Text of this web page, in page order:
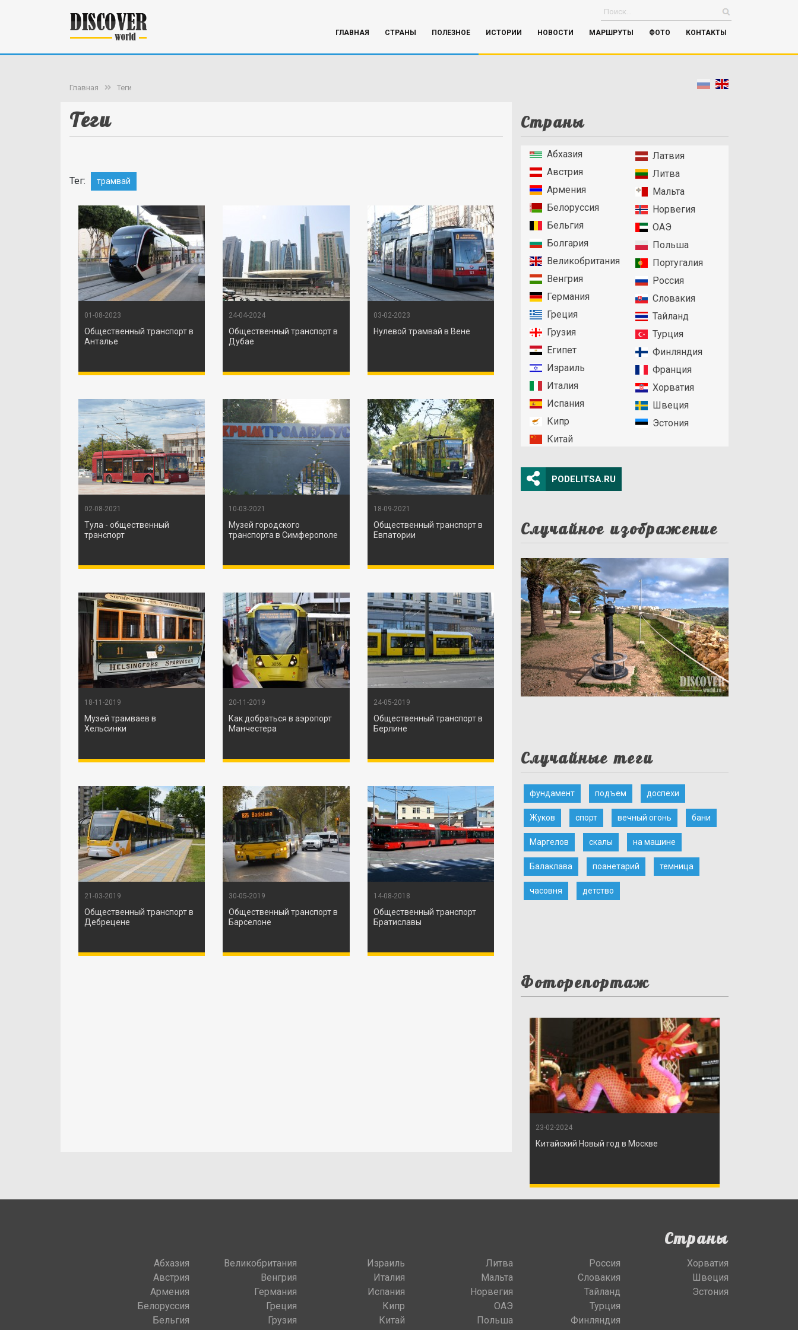
ГЛАВНАЯ СТРАНЫ ПОЛЕЗНОЕ ИСТОРИИ НОВОСТИ МАРШРУТЫ ФОТО КОНТАКТЫ
Главная Теги
Теги
Тег: трамвай
01-08-2023
Общественный транспорт в
Анталье
24-04-2024
Общественный транспорт в
Дубае
03-02-2023
Нулевой трамвай в Вене
02-08-2021
Тула - общественный
транспорт
10-03-2021
Музей городского
транспорта в Симферополе
18-09-2021
Общественный транспорт в
Евпатории
18-11-2019
Музей трамваев в
Хельсинки
20-11-2019
Как добраться в аэропорт
Манчестера
24-05-2019
Общественный транспорт в
Берлине
21-03-2019
Общественный транспорт в
Дебрецене
30-05-2019
Общественный транспорт в
Барселоне
14-08-2018
Общественный транспорт
Братиславы
Страны
Абхазия
Австрия
Армения
Белоруссия
Бельгия
Болгария
Великобритания
Венгрия
Германия
Греция
Грузия
Египет
Израиль
Италия
Испания
Кипр
Китай
Латвия
Литва
Мальта
Норвегия
ОАЭ
Польша
Португалия
Россия
Словакия
Тайланд
Турция
Финляндия
Франция
Хорватия
Швеция
Эстония
PODELITSA.RU
Случайное изображение
Случайные теги
фундамент подъем доспехи
Жуков спорт вечный огонь бани
Маргелов скалы на машине
Балаклава поанетарий темница
часовня детство
Фоторепортаж
23-02-2024
Китайский Новый год в Москве
Страны
Абхазия
Австрия
Армения
Белоруссия
Бельгия
Великобритания
Венгрия
Германия
Греция
Грузия
Израиль
Италия
Испания
Кипр
Китай
Литва
Мальта
Норвегия
ОАЭ
Польша
Россия
Словакия
Тайланд
Турция
Финляндия
Хорватия
Швеция
Эстония